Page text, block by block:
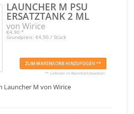
LAUNCHER M PSU
ERSATZTANK 2 ML
von Wirice
€4,90 *
Grundpreis: €4,90 / Stück
ZUM WARENKORB HINZUFÜGEN **
** Lieferzeit im Warenkorb beachten
Launcher M von Wirice